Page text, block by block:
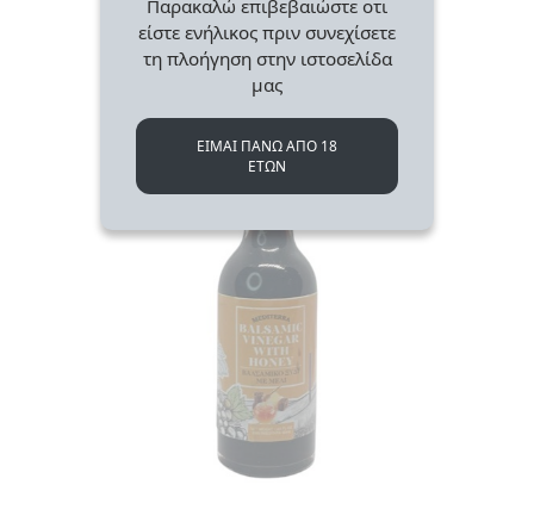
Παρακαλώ επιβεβαιώστε οτι
είστε ενήλικος πριν συνεχίσετε
τη πλοήγηση στην ιστοσελίδα
μας
ΕΙΜΑΙ ΠΑΝΩ ΑΠΟ 18
ΕΤΩΝ